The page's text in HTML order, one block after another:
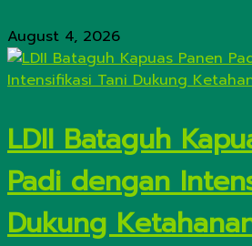
August 4, 2026
LDII Bataguh
Padi dengan
Dukung